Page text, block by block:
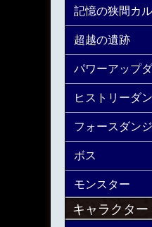
記憶の狭間カ
超越の遺跡
パワーアップ
ヒストリーダ
フォースダン
ボス
モンスター
キャラクター